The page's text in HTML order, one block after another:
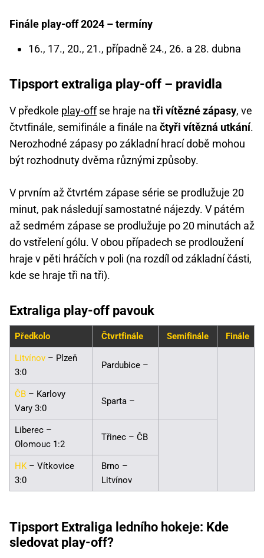
Finále play-off 2024 – termíny
16., 17., 20., 21., případně 24., 26. a 28. dubna
Tipsport extraliga play-off – pravidla
V předkole play-offse hraje na tři vítězné zápasy, ve
čtvtfinále, semifinále a finále na čtyři vítězná utkání.
Nerozhodné zápasy po základní hrací době mohou
být rozhodnuty dvěma různými způsoby.
V prvním až čtvrtém zápase série se prodlužuje 20
minut, pak následují samostatné nájezdy. V pátém
až sedmém zápase se prodlužuje po 20 minutách až
do vstřelení gólu. V obou případech se prodloužení
hraje v pěti hráčích v poli (na rozdíl od základní části,
kde se hraje tři na tři).
Extraliga play-off pavouk
Předkolo Čtvrtfinále Semifinále Finále
Litvínov – Plzeň
3:0
Pardubice –
ČB – Karlovy
Vary 3:0
Sparta –
Liberec –
Olomouc 1:2
Třinec – ČB
HK– Vítkovice
3:0
Brno –
Litvínov
Tipsport Extraliga ledního hokeje: Kde
sledovat play-off?